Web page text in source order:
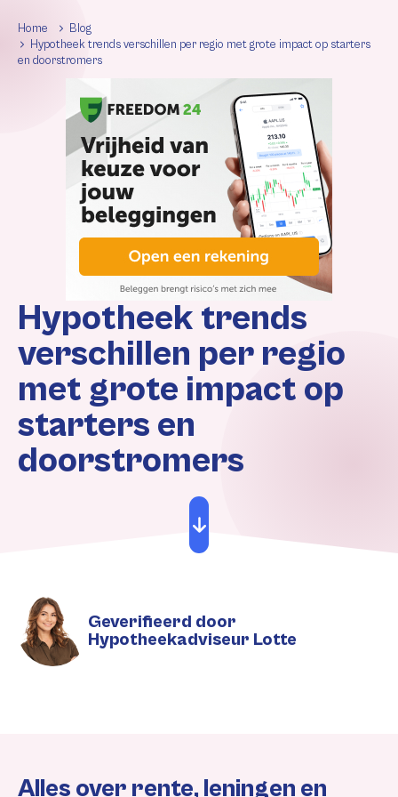
Home
Blog
Hypotheek trends verschillen per regio met grote impact op starters
en doorstromers
Hypotheek trends
verschillen per regio
met grote impact op
starters en
doorstromers
Geverifieerd door
Hypotheekadviseur Lotte
Alles over rente, leningen en